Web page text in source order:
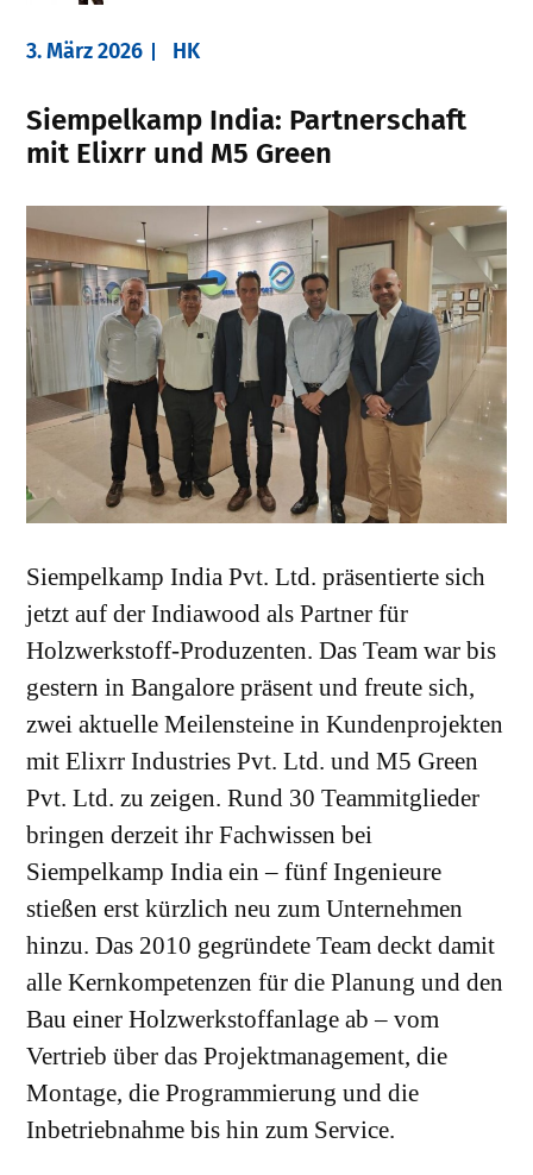
3. März 2026 HK
Siempelkamp India: Partnerschaft
mit Elixrr und M5 Green
Siempelkamp India Pvt. Ltd. präsentierte sich
jetzt auf der Indiawood als Partner für
Holzwerkstoff-Produzenten. Das Team war bis
gestern in Bangalore präsent und freute sich,
zwei aktuelle Meilensteine in Kundenprojekten
mit Elixrr Industries Pvt. Ltd. und M5 Green
Pvt. Ltd. zu zeigen. Rund 30 Teammitglieder
bringen derzeit ihr Fachwissen bei
Siempelkamp India ein – fünf Ingenieure
stießen erst kürzlich neu zum Unternehmen
hinzu. Das 2010 gegründete Team deckt damit
alle Kernkompetenzen für die Planung und den
Bau einer Holzwerkstoffanlage ab – vom
Vertrieb über das Projektmanagement, die
Montage, die Programmierung und die
Inbetriebnahme bis hin zum Service.